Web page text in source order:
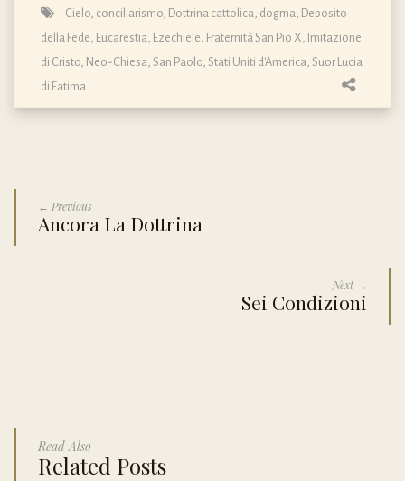
Cielo conciliarismo Dottrina cattolica, dogma, Deposito
della Fede Eucarestia Ezechiele Fraternità San Pio X Imitazione
di Cristo Neo-Chiesa San Paolo Stati Uniti d'America Suor Lucia
di Fatima
← Previous
Ancora La Dottrina
Next →
Sei Condizioni
Read Also
Related Posts